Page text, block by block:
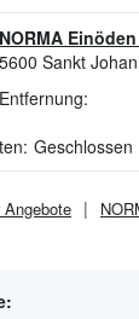
NORMA Einöden
5600 Sankt
Entfernung:
Geschlossen
Angebote